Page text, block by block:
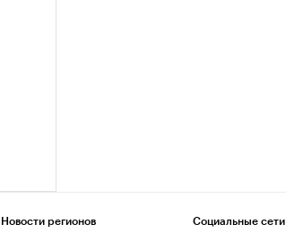
Новости регионов Социальные сети